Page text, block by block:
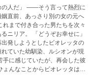
の人だ」 ――そう言って熱烈に
直前、あっさり別の女の元へ
まで付き合った男たちを次々
うぞお幸せに」
発しようとしたビオレッタの
ていた幼馴染、ルシオンが現
手に感じていたが、再会した彼